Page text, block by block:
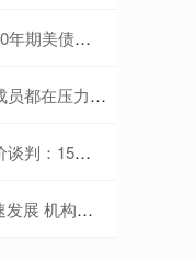
涨6.33个基点
了做得更好还需运气
平均降价44%
调研相关公司